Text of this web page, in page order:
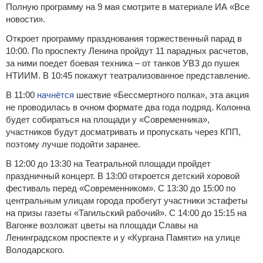
Полную программу на 9 мая смотрите в материале ИА «Все
новости».
Откроет программу празднования торжественный парад в
10:00. По проспекту Ленина пройдут 11 парадных расчетов,
за ними поедет боевая техника – от танков УВЗ до пушек
НТИИМ. В 10:45 покажут театрализованное представление.
В 11:00 начнётся шествие «Бессмертного полка», эта акция
не проводилась в очном формате два года подряд. Колонна
будет собираться на площади у «Современника»,
участников будут досматривать и пропускать через КПП,
поэтому лучше подойти заранее.
В 12:00 до 13:30 на Театральной площади пройдет
праздничный концерт. В 13:00 откроется детский хоровой
фестиваль перед «Современником». С 13:30 до 15:00 по
центральным улицам города пробегут участники эстафеты
на призы газеты «Тагильский рабочий». С 14:00 до 15:15 на
Вагонке возложат цветы на площади Славы на
Ленинградском проспекте и у «Кургана Памяти» на улице
Володарского.